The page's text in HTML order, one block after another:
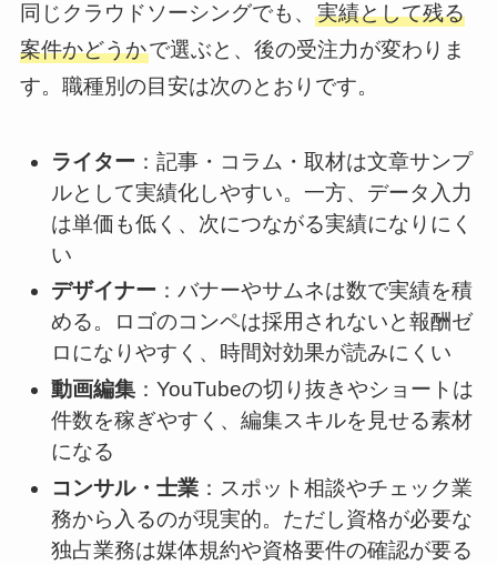
同じクラウドソーシングでも、 実績として残る
案件かどうかで選ぶと、後の受注力が変わりま
す。職種別の目安は次のとおりです。
ライター ：記事・コラム・取材は文章サンプ
ルとして実績化しやすい。一方、データ入力
は単価も低く、次につながる実績になりにく
い
デザイナー ：バナーやサムネは数で実績を積
める。ロゴのコンペは採用されないと報酬ゼ
ロになりやすく、時間対効果が読みにくい
動画編集 ：YouTubeの切り抜きやショートは
件数を稼ぎやすく、編集スキルを見せる素材
になる
コンサル・士業 ：スポット相談やチェック業
務から入るのが現実的。ただし資格が必要な
独占業務は媒体規約や資格要件の確認が要る